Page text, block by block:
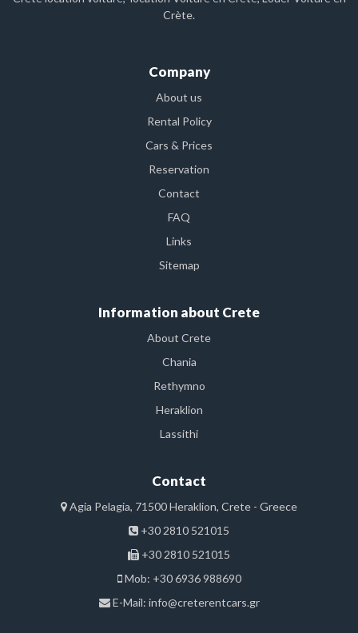
Crète.
Company
About us
Rental Policy
Cars & Prices
Reservation
Contact
FAQ
Links
Sitemap
Information about Crete
About Crete
Chania
Rethymno
Heraklion
Lassithi
Contact
Agia Pelagia, 71500 Heraklion, Crete - Greece
+30 2810 521015
+30 2810 521015
Mob: +30 6936 988690
E-Mail: info@creterentcars.gr